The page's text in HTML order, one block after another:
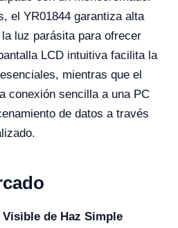
el YR01844 garantiza alta
luz parásita para ofrecer
LCD intuitiva facilita la
mientras que el
conexión sencilla a una PC
de datos a través
de Haz Simple